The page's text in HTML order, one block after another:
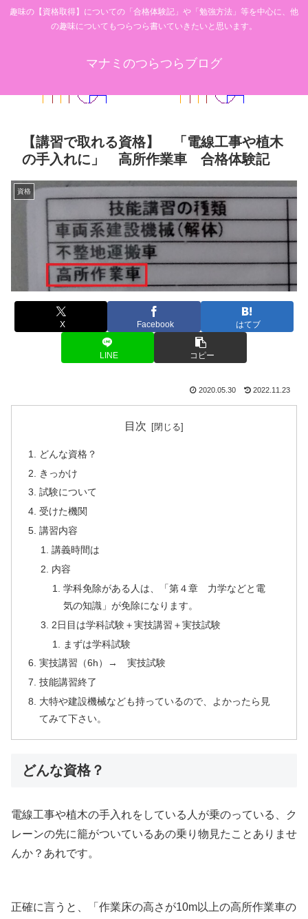
趣味の【資格取得】についての「合格体験記」や「勉強方法」等を中心に、他
の趣味についてもつらつら書いていきたいと思います。
マナミのつらつらブログ
【講習で取れる資格】 「電線工事や植木
の手入れに」 高所作業車 合格体験記
資格
X Facebook はてブ
LINE コピー
2020.05.30 2022.11.23
目次
どんな資格？
きっかけ
試験について
受けた機関
講習内容
講義時間は
内容
学科免除がある人は、「第４章 力学などと電
気の知識」が免除になります。
2日目は学科試験＋実技講習＋実技試験
まずは学科試験
実技講習（6h）→ 実技試験
技能講習終了
大特や建設機械なども持っているので、よかったら見
てみて下さい。
どんな資格？
電線工事や植木の手入れをしている人が乗のっている、ク
レーンの先に籠がついているあの乗り物見たことありませ
んか？あれです。
正確に言うと、「作業床の高さが10m以上の高所作業車の